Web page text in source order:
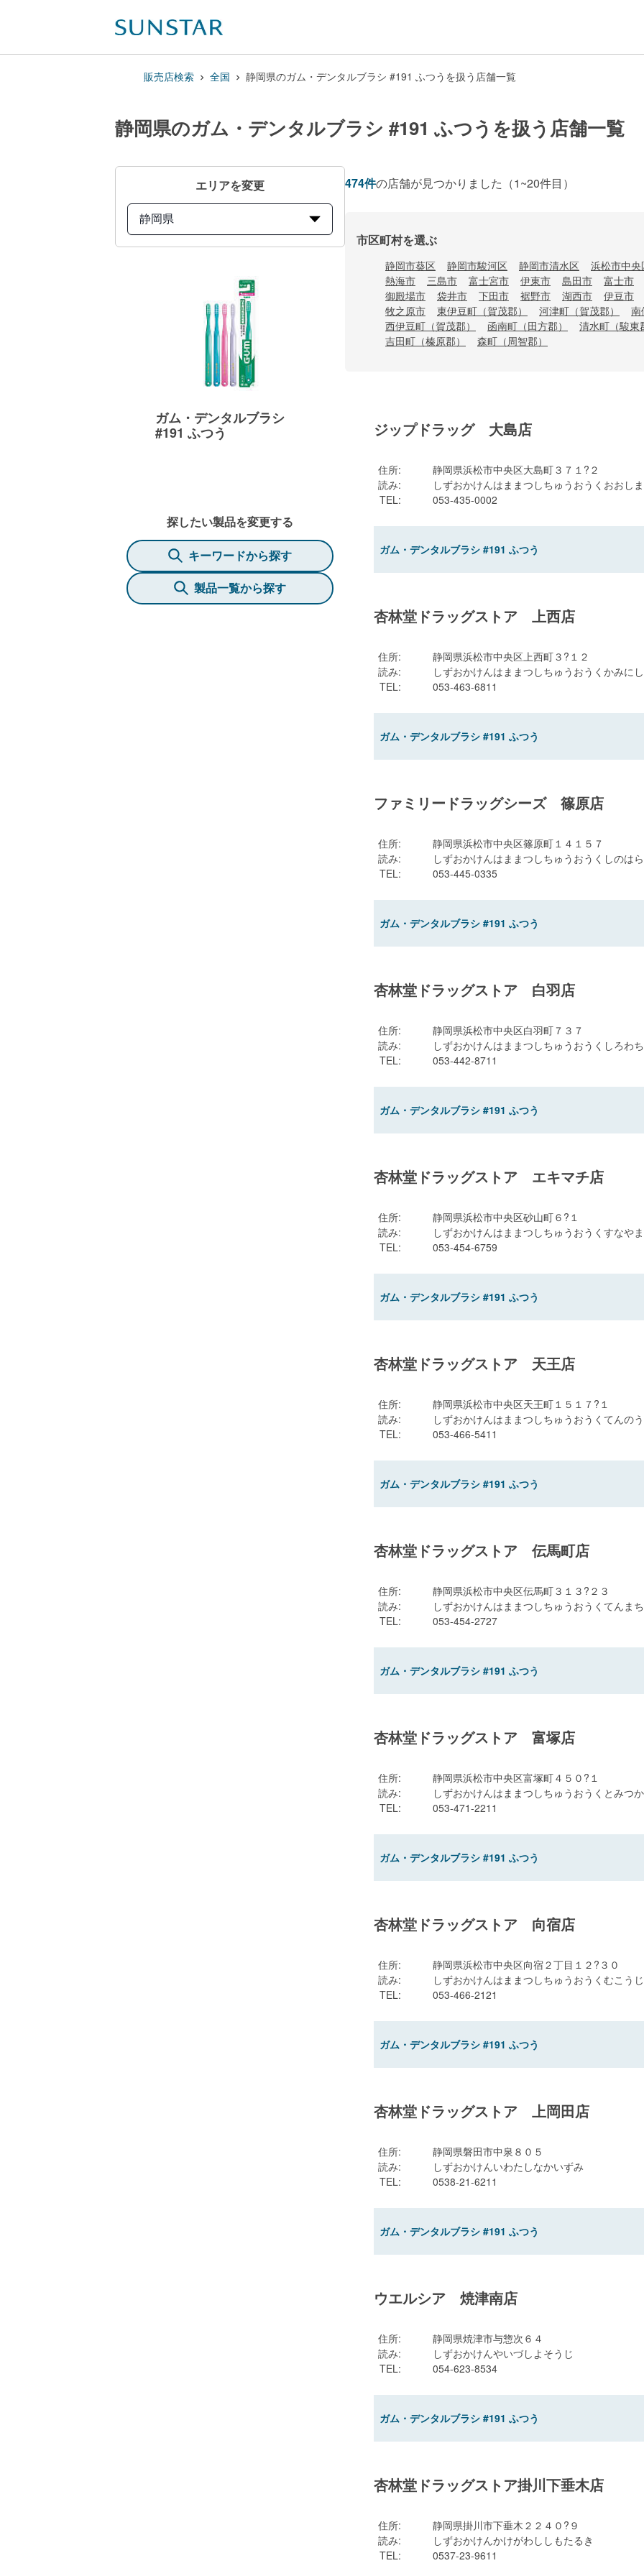
販売店検索 全国 静岡県のガム・デンタルブラシ #191 ふつうを扱う店舗一覧
静岡県のガム・デンタルブラシ #191 ふつうを扱う店舗一覧
エリアを変更
静岡県
ガム・デンタルブラシ
#191 ふつう
探したい製品を変更する
キーワードから探す
製品一覧から探す
474件の店舗が見つかりました （1~20件目）
市区町村を選ぶ
静岡市葵区 静岡市駿河区 静岡市清水区
浜松市中央
熱海市
三島市 富士宮市 伊東市 島田市
富士市
御殿場市
袋井市 下田市 裾野市 湖西市
伊豆市
牧之原市
東伊豆町（賀茂郡） 河津町（賀茂郡）
南
西伊豆町（賀茂郡）
函南町（田方郡）
清水町（駿東
吉田町（榛原郡）
森町（周智郡）
ジップドラッグ 大島店
住所:
静岡県浜松市中央区大島町３７１?２
読み:
しずおかけんはままつしちゅうおうくおおし
TEL: 053-435-0002
ガム・デンタルブラシ #191 ふつう
杏林堂ドラッグストア 上西店
住所:
静岡県浜松市中央区上西町３?１２
読み:
しずおかけんはままつしちゅうおうくかみに
TEL: 053-463-6811
ガム・デンタルブラシ #191 ふつう
ファミリードラッグシーズ 篠原店
住所:
静岡県浜松市中央区篠原町１４１５７
読み:
しずおかけんはままつしちゅうおうくしのは
TEL: 053-445-0335
ガム・デンタルブラシ #191 ふつう
杏林堂ドラッグストア 白羽店
住所:
静岡県浜松市中央区白羽町７３７
読み:
しずおかけんはままつしちゅうおうくしろわ
TEL: 053-442-8711
ガム・デンタルブラシ #191 ふつう
杏林堂ドラッグストア エキマチ店
住所:
静岡県浜松市中央区砂山町６?１
読み:
しずおかけんはままつしちゅうおうくすなや
TEL: 053-454-6759
ガム・デンタルブラシ #191 ふつう
杏林堂ドラッグストア 天王店
住所:
静岡県浜松市中央区天王町１５１７?１
読み:
しずおかけんはままつしちゅうおうくてんの
TEL: 053-466-5411
ガム・デンタルブラシ #191 ふつう
杏林堂ドラッグストア 伝馬町店
住所:
静岡県浜松市中央区伝馬町３１３?２３
読み:
しずおかけんはままつしちゅうおうくてんま
TEL: 053-454-2727
ガム・デンタルブラシ #191 ふつう
杏林堂ドラッグストア 富塚店
住所:
静岡県浜松市中央区富塚町４５０?１
読み:
しずおかけんはままつしちゅうおうくとみつ
TEL: 053-471-2211
ガム・デンタルブラシ #191 ふつう
杏林堂ドラッグストア 向宿店
住所:
静岡県浜松市中央区向宿２丁目１２?３０
読み:
しずおかけんはままつしちゅうおうくむこう
TEL: 053-466-2121
ガム・デンタルブラシ #191 ふつう
杏林堂ドラッグストア 上岡田店
住所:
静岡県磐田市中泉８０５
読み:
しずおかけんいわたしなかいずみ
TEL: 0538-21-6211
ガム・デンタルブラシ #191 ふつう
ウエルシア 焼津南店
住所:
静岡県焼津市与惣次６４
読み:
しずおかけんやいづしよそうじ
TEL: 054-623-8534
ガム・デンタルブラシ #191 ふつう
杏林堂ドラッグストア掛川下垂木店
住所:
静岡県掛川市下垂木２２４０?９
読み:
しずおかけんかけがわししもたるき
TEL: 0537-23-9611